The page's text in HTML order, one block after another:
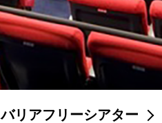
バリアフリーシアター